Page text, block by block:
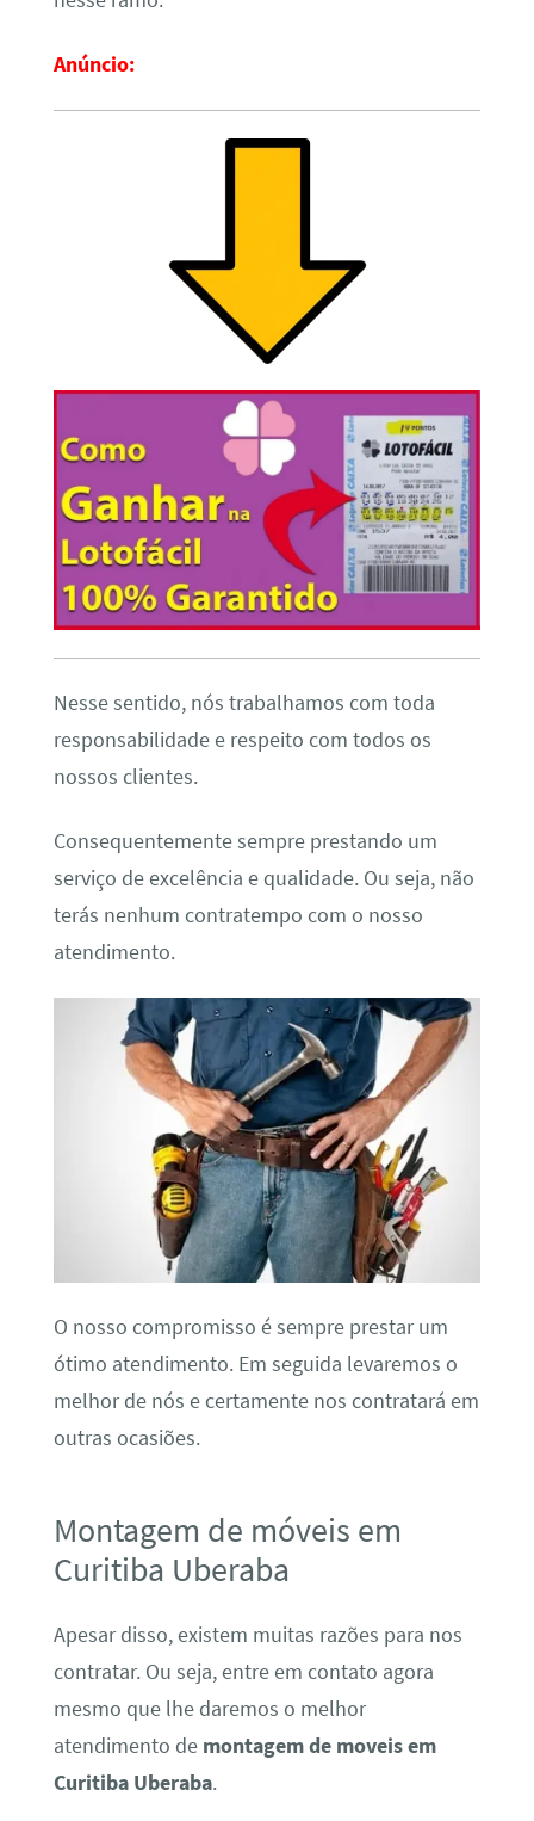
Anúncio:
Nesse sentido, nós trabalhamos com toda
responsabilidade e respeito com todos os
nossos clientes.
Consequentemente sempre prestando um
serviço de excelência e qualidade. Ou seja, não
terás nenhum contratempo com o nosso
atendimento.
O nosso compromisso é sempre prestar um
ótimo atendimento. Em seguida levaremos o
melhor de nós e certamente nos contratará em
outras ocasiões.
Montagem de móveis em
Curitiba Uberaba
Apesar disso, existem muitas razões para nos
contratar. Ou seja, entre em contato agora
mesmo que lhe daremos o melhor
atendimento de montagem de moveis em
Curitiba Uberaba.